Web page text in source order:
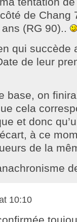
de Chang
(RG 90)..
qui succède
de leur
base, on
cela
et donc
à ce
de la
10:10